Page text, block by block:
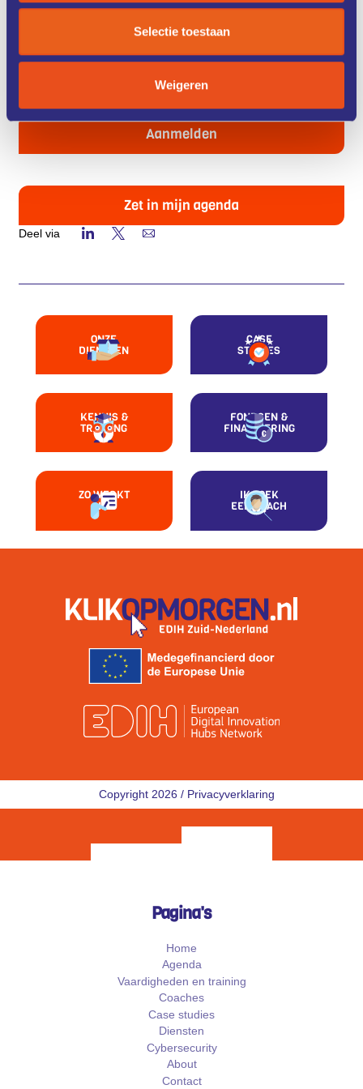
Selectie toestaan
Weigeren
Datum en tijd: 14 april 2026 van 15.00 tot 19.00 uur.
Locatie: Burgaflex, Mon Plaisir 112, 4879 AT Etten-Leur
Aanmelden
Zet in mijn agenda
Deel via
ONZE
DIENSTEN
CASE
STUDIES
KENNIS &
TRAINING
FONDSEN &
FINANCIERING
ZO WERKT
HET
IK ZOEK
EEN COACH
Copyright 2026 / Privacyverklaring
Pagina's
Home
Agenda
Vaardigheden en training
Coaches
Case studies
Diensten
Cybersecurity
About
Contact